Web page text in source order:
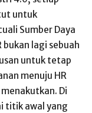
untuk
Sumber Daya
lagi sebuah
untuk tetap
menuju HR
Di
titik awal yang